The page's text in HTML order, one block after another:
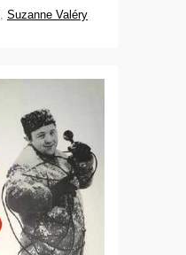
, Suzanne Valéry